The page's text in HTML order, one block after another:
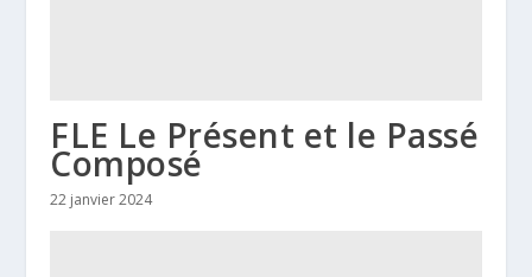
FLE Le Présent et le Passé
Composé
22 janvier 2024